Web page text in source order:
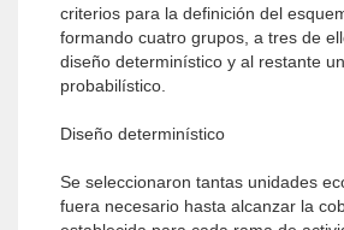
criterios para la definición del
formando cuatro grupos, a tres de
diseño determinístico y al restante
probabilístico.
Diseño determinístico
Se seleccionaron tantas unidades
fuera necesario hasta alcanzar la